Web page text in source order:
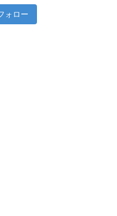
ォロー